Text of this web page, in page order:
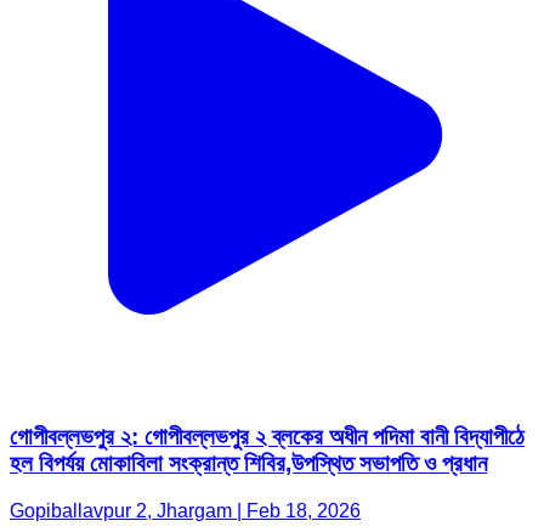
গোপীবল্লভপুর ২: গোপীবল্লভপুর ২ ব্লকের অধীন পদিমা বানী বিদ্যাপীঠে
হল বিপর্যয় মোকাবিলা সংক্রান্ত শিবির,উপস্থিত সভাপতি ও প্রধান
Gopiballavpur 2, Jhargam | Feb 18, 2026